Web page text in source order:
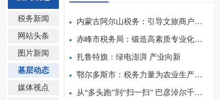
税务新闻
网站头条
图片新闻
基层动态
媒体视点
内蒙古阿尔山税务：引导文旅商户算好“明白账”
赤峰市税务局：锻造高素质专业化青年铁军
扎鲁特旗：绿电澎湃 产业向新
鄂尔多斯市：税务力量为农业生产保驾护航
从“多头跑”到“扫一扫” 巴彦淖尔千户农企实现“支付即开票”